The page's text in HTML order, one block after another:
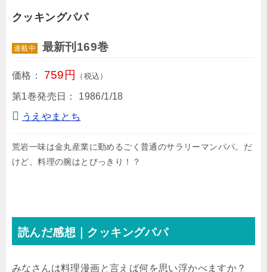
クッキングパパ
連載中 最新刊169巻
価格： 759円 （税込）
第1巻発売日：
1986/1/18
うえやまとち
荒岩一味は金丸産業に勤めるごく普通のサラリーマンパパ。だ
けど、料理の腕はとびっきり！？
読んだ感想｜クッキングパパ
みなさんは料理漫画と言えば何を思い浮かべますか？